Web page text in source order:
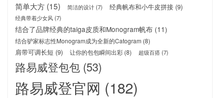
简单大方 (15) 简洁的设计(7) 经典帆布和小牛皮拼接 (9)
经典带着少女风(7)
结合了品牌经典的taiga皮质和Monogram帆布 (11)
结合驴家标志性Monogram成为全新的Catogram (8)
肩带可调长短 (9) 让你的包包瞬间出彩 (8) 超级百搭(7)
路易威登包包 (53)
路易威登官网 (182)